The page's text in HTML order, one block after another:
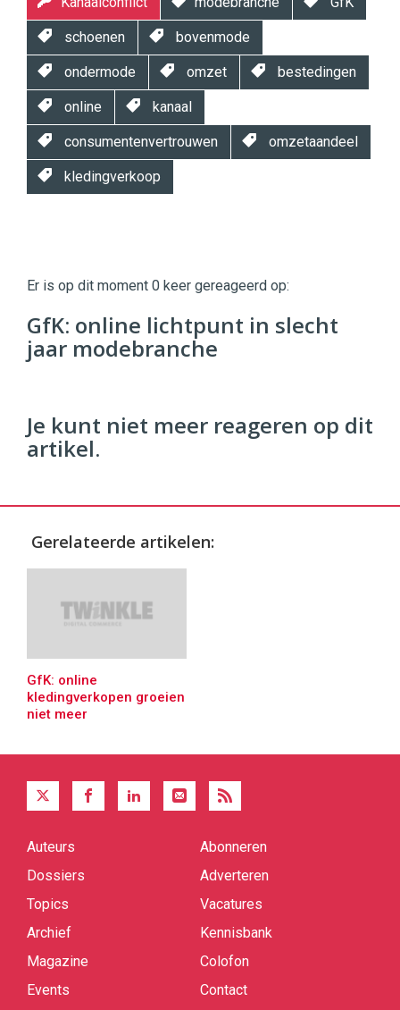
schoenen bovenmode
ondermode omzet bestedingen
online kanaal
consumentenvertrouwen omzetaandeel
kledingverkoop
|
Digital
Commercehttps://twinklemagazine.nl
9654
Er is op dit moment 0 keer gereageerd op:
GfK: online lichtpunt in slecht
jaar modebranche
Je kunt niet meer reageren op dit
artikel.
Gerelateerde artikelen:
GfK: online
kledingverkopen groeien
niet meer
Quick
Auteurs
Dossiers
Topics
Archief
Magazine
Events
Abonneren
Adverteren
Vacatures
Kennisbank
Colofon
Contact